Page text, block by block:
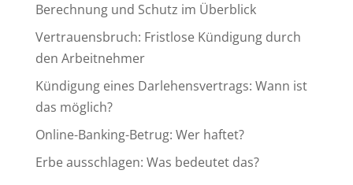
Berechnung und Schutz im Überblick
Vertrauensbruch: Fristlose Kündigung durch
den Arbeitnehmer
Kündigung eines Darlehensvertrags: Wann ist
das möglich?
Online-Banking-Betrug: Wer haftet?
Erbe ausschlagen: Was bedeutet das?